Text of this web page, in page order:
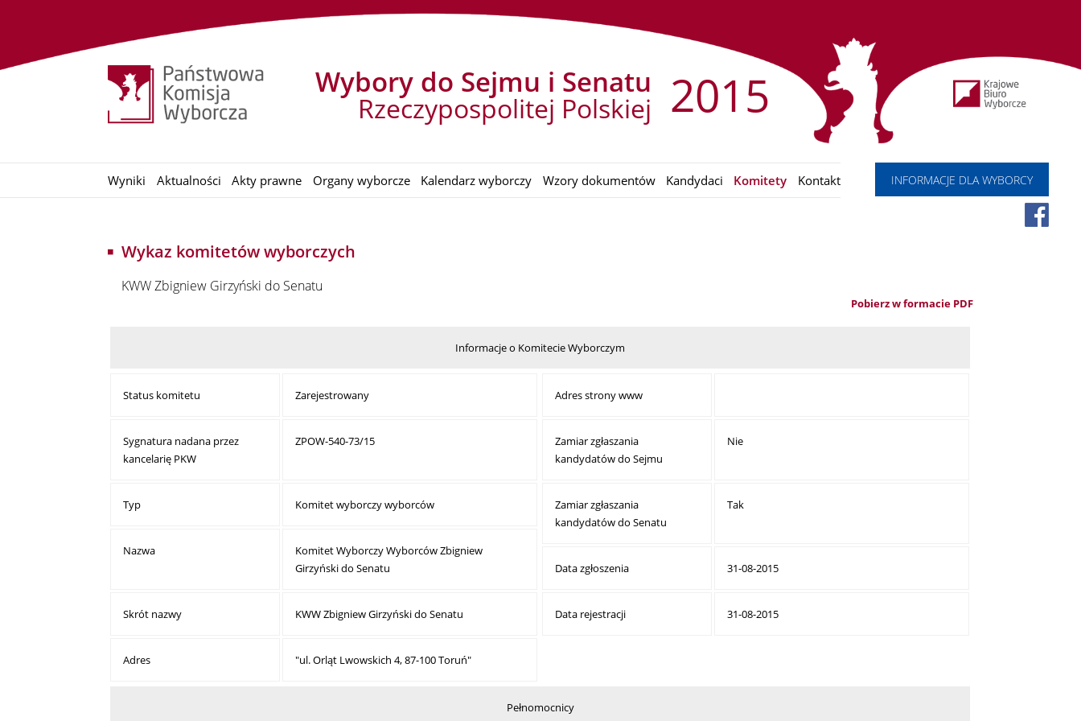
Wybory do Sejmu i Senatu
Rzeczypospolitej Polskiej 2015
Wyniki Aktualności Akty prawne Organy wyborcze Kalendarz wyborczy Wzory dokumentów Kandydaci Komitety Kontakt INFORMACJE DLA WYBORCY
Wykaz komitetów wyborczych
KWW Zbigniew Girzyński do Senatu
Pobierz w formacie PDF
Informacje o Komitecie Wyborczym
Status komitetu Zarejestrowany
Sygnatura nadana przez
kancelarię PKW
ZPOW-540-73/15
Typ Komitet wyborczy wyborców
Nazwa
Komitet Wyborczy Wyborców Zbigniew
Girzyński do Senatu
Skrót nazwy KWW Zbigniew Girzyński do Senatu
Adres "ul. Orląt Lwowskich 4, 87-100 Toruń"
Adres strony www
Zamiar zgłaszania
kandydatów do Sejmu
Nie
Zamiar zgłaszania
kandydatów do Senatu
Tak
Data zgłoszenia 31-08-2015
Data rejestracji 31-08-2015
Pełnomocnicy